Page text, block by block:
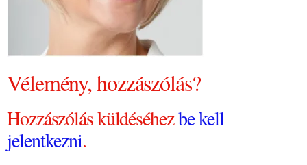
Vélemény, hozzászólás?
Hozzászólás küldéséhezbe kell
jelentkezni.